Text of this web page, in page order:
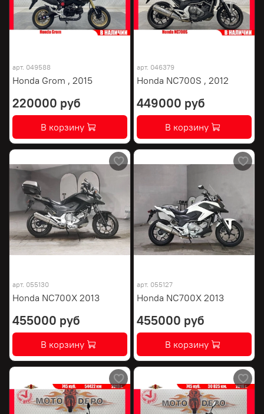
арт. 049588
Honda Grom , 2015
220000 руб
В корзину
арт. 046379
Honda NC700S , 2012
449000 руб
В корзину
арт. 055130
Honda NC700X 2013
455000 руб
В корзину
арт. 055127
Honda NC700X 2013
455000 руб
В корзину